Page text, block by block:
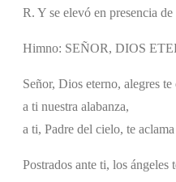
R. Y se elevó en presencia
Himno: SEÑOR, DIOS
Señor, Dios eterno, alegres te
a ti nuestra alabanza,
a ti, Padre del cielo, te
Postrados ante ti, los ángeles